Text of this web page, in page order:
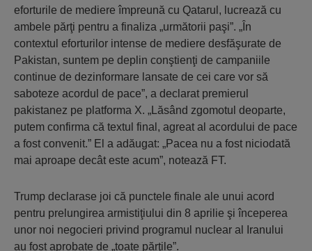
eforturile de mediere împreună cu Qatarul, lucrează cu
ambele părţi pentru a finaliza „următorii paşi”. „În
contextul eforturilor intense de mediere desfăşurate de
Pakistan, suntem pe deplin conştienţi de campaniile
continue de dezinformare lansate de cei care vor să
saboteze acordul de pace”, a declarat premierul
pakistanez pe platforma X. „Lăsând zgomotul deoparte,
putem confirma că textul final, agreat al acordului de pace
a fost convenit.” El a adăugat: „Pacea nu a fost niciodată
mai aproape decât este acum”, notează FT.
Trump declarase joi că punctele finale ale unui acord
pentru prelungirea armistiţiului din 8 aprilie şi începerea
unor noi negocieri privind programul nuclear al Iranului
au fost aprobate de „toate părţile”.